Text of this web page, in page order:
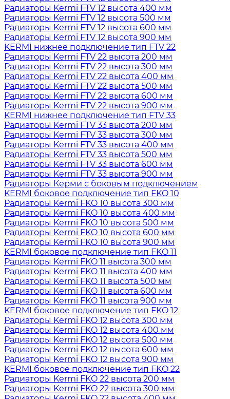
Радиаторы Kermi FTV 12 высота 400 мм
Радиаторы Kermi FTV 12 высота 500 мм
Радиаторы Kermi FTV 12 высота 600 мм
Радиаторы Kermi FTV 12 высота 900 мм
KERMI нижнее подключение тип FTV 22
Радиаторы Kermi FTV 22 высота 200 мм
Радиаторы Kermi FTV 22 высота 300 мм
Радиаторы Kermi FTV 22 высота 400 мм
Радиаторы Kermi FTV 22 высота 500 мм
Радиаторы Kermi FTV 22 высота 600 мм
Радиаторы Kermi FTV 22 высота 900 мм
KERMI нижнее подключение тип FTV 33
Радиаторы Kermi FTV 33 высота 200 мм
Радиаторы Kermi FTV 33 высота 300 мм
Радиаторы Kermi FTV 33 высота 400 мм
Радиаторы Kermi FTV 33 высота 500 мм
Радиаторы Kermi FTV 33 высота 600 мм
Радиаторы Kermi FTV 33 высота 900 мм
Радиаторы Керми с боковым подключением
KERMI боковое подключение тип FKO 10
Радиаторы Kermi FKO 10 высота 300 мм
Радиаторы Kermi FKO 10 высота 400 мм
Радиаторы Kermi FKO 10 высота 500 мм
Радиаторы Kermi FKO 10 высота 600 мм
Радиаторы Kermi FKO 10 высота 900 мм
KERMI боковое подключение тип FKO 11
Радиаторы Kermi FKO 11 высота 300 мм
Радиаторы Kermi FKO 11 высота 400 мм
Радиаторы Kermi FKO 11 высота 500 мм
Радиаторы Kermi FKO 11 высота 600 мм
Радиаторы Kermi FKO 11 высота 900 мм
KERMI боковое подключение тип FKO 12
Радиаторы Kermi FKO 12 высота 300 мм
Радиаторы Kermi FKO 12 высота 400 мм
Радиаторы Kermi FKO 12 высота 500 мм
Радиаторы Kermi FKO 12 высота 600 мм
Радиаторы Kermi FKO 12 высота 900 мм
KERMI боковое подключение тип FKO 22
Радиаторы Kermi FKO 22 высота 200 мм
Радиаторы Kermi FKO 22 высота 300 мм